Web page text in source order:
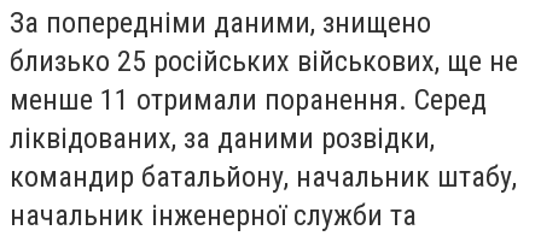
За попередніми даними, знищено
близько 25 російських військових, ще не
менше 11 отримали поранення. Серед
ліквідованих, за даними розвідки,
командир батальйону, начальник штабу,
начальник інженерної служби та